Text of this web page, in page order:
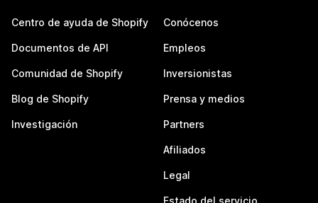
Centro de ayuda de Shopify
Documentos de API
Comunidad de Shopify
Blog de Shopify
Investigación
Conócenos
Empleos
Inversionistas
Prensa y medios
Partners
Afiliados
Legal
Estado del servicio